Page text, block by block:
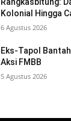
Kolonial Hingga
6 Agustus 2026
Eks-Tapol
Aksi FMBB
5 Agustus 2026